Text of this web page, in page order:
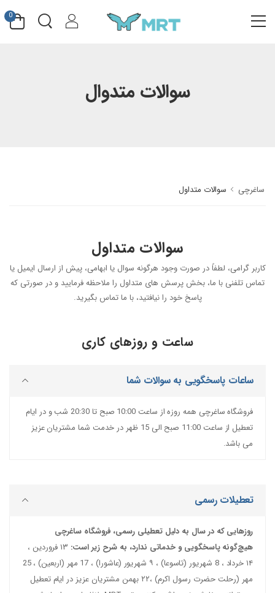
#پن شارژی RECTOR
0
سوالات متدوال
ساغرچی سوالات متداول
سوالات متداول
کاربر گرامی، لطفاً در صورت وجود هرگونه سوال یا ابهامی، پیش از ارسال ایمیل یا
تماس تلفنی با ما، بخش پرسش های متداول را ملاحظه فرمایید و در صورتی که
پاسخ خود را نیافتید، با ما تماس بگیرید.
ساعت و روزهای کاری
ساعات پاسخگویی به سوالات شما
فروشگاه ساغرچی همه روزه از ساعت 10:00 صبح تا 20:30 شب و در ایام
تعطیل از ساعت 11:00 صبح الی 15 ظهر در خدمت شما مشتریان عزیز
می باشد.
تعطیلات رسمی
روزهایی که در سال به دلیل تعطیلی رسمی، فروشگاه ساغرچی
هیچ‌گونه پاسخگویی و خدماتی ندارد، به شرح زیر است:
۱۳ فروردین ،
۱۴ خرداد ، 8 شهریور (تاسوعا) ، ۹ شهریور (عاشورا) ، 17 مهر (اربعین) ، 25
مهر (رحلت حضرت رسول اکرم) ،۲۲ بهمن مشتریان عزیز در ایام تعطیل